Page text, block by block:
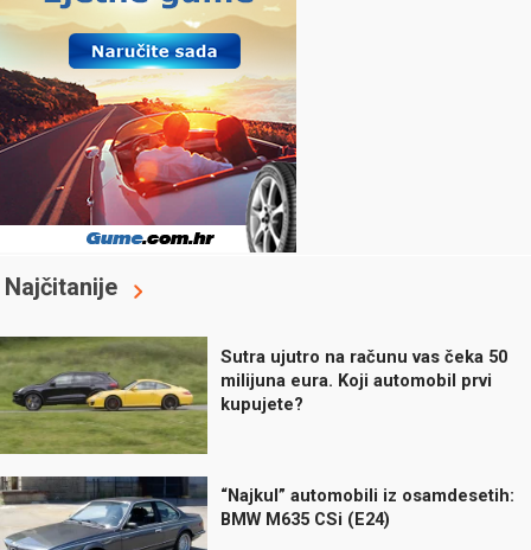
Najčitanije
Sutra ujutro na računu vas čeka 50
milijuna eura. Koji automobil prvi
kupujete?
“Najkul” automobili iz osamdesetih:
BMW M635 CSi (E24)